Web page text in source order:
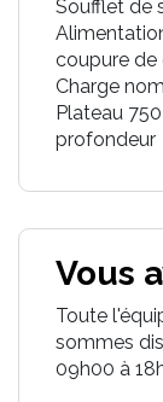
Soufflet de
coupure de
Charge
Plateau
profondeur
Vous
Toute
sommes
09h00 à